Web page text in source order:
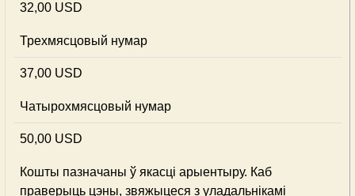
32,00 USD
Трехмясцовый нумар
37,00 USD
Чатырохмясцовый нумар
50,00 USD
Кошты пазначаны ў якасці арыентыру. Каб
праверыць цэны, звяжыцеся з уладальнікамі